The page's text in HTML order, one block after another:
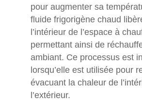
pour augmenter sa
fluide frigorigène chaud
l’intérieur de l’espace à
permettant ainsi de
ambiant. Ce processus est
lorsqu’elle est utilisée pour
évacuant la chaleur de
l’extérieur.